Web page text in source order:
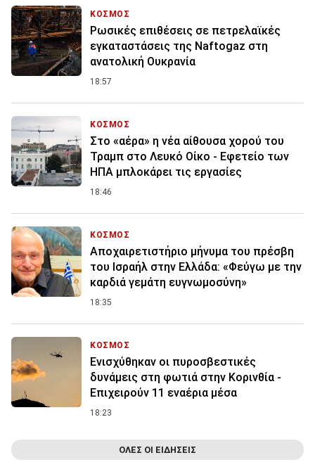
ΚΟΣΜΟΣ
Ρωσικές επιθέσεις σε πετρελαϊκές
εγκαταστάσεις της Naftogaz στη
ανατολική Ουκρανία
18:57
ΚΟΣΜΟΣ
Στο «αέρα» η νέα αίθουσα χορού του
Τραμπ στο Λευκό Οίκο - Εφετείο των
ΗΠΑ μπλοκάρει τις εργασίες
18:46
ΚΟΣΜΟΣ
Αποχαιρετιστήριο μήνυμα του πρέσβη
του Ισραήλ στην Ελλάδα: «Φεύγω με την
καρδιά γεμάτη ευγνωμοσύνη»
18:35
ΚΟΣΜΟΣ
Ενισχύθηκαν οι πυροσβεστικές
δυνάμεις στη φωτιά στην Κορινθία -
Επιχειρούν 11 εναέρια μέσα
18:23
ΟΛΕΣ ΟΙ ΕΙΔΗΣΕΙΣ